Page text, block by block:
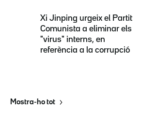
Xi Jinping urgeix el Partit
Comunista a eliminar els
"virus" interns, en
referència a la corrupció
Mostra-ho tot